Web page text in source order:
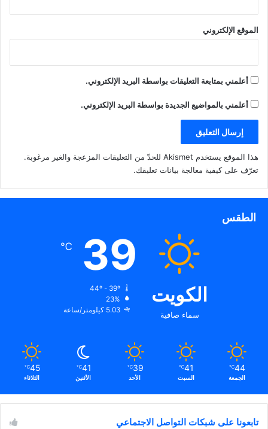
الموقع الإلكتروني
أعلمني بمتابعة التعليقات بواسطة البريد الإلكتروني.
أعلمني بالمواضيع الجديدة بواسطة البريد الإلكتروني.
هذا الموقع يستخدم Akismet للحدّ من التعليقات المزعجة والغير مرغوبة.
تعرّف على كيفية معالجة بيانات تعليقك.
الطقس
الكويت
سماء صافية
39
℃
23%
5.03 كيلومتر/ساعة
44
℃
الجمعة
41
℃
السبت
39
℃
الأحد
41
℃
الأثنين
45
℃
الثلاثاء
تابعونا على شبكات التواصل الاجتماعي